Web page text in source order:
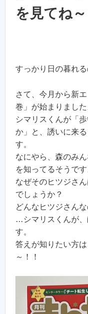
を見てね～
すっかり日の暮れ
さて、今月から新
巻」が始まりました
シマリスくんが「
か」と、誘いに来
す。
なにやら、森のみ
を知ってるそうです
なぜそのヒツジさ
でしょうか？
どんなヒツジさん
…シマリスくんが、
す。
答えが知りたい方
～！！